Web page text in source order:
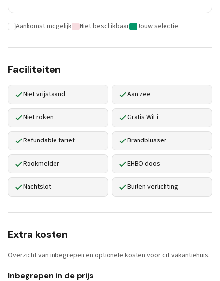
Aankomst mogelijk Niet beschikbaar Jouw selectie
Faciliteiten
Niet vrijstaand Aan zee
Niet roken Gratis WiFi
Refundable tarief Brandblusser
Rookmelder EHBO doos
Nachtslot Buiten verlichting
Extra kosten
Overzicht van inbegrepen en optionele kosten voor dit vakantiehuis.
Inbegrepen in de prijs